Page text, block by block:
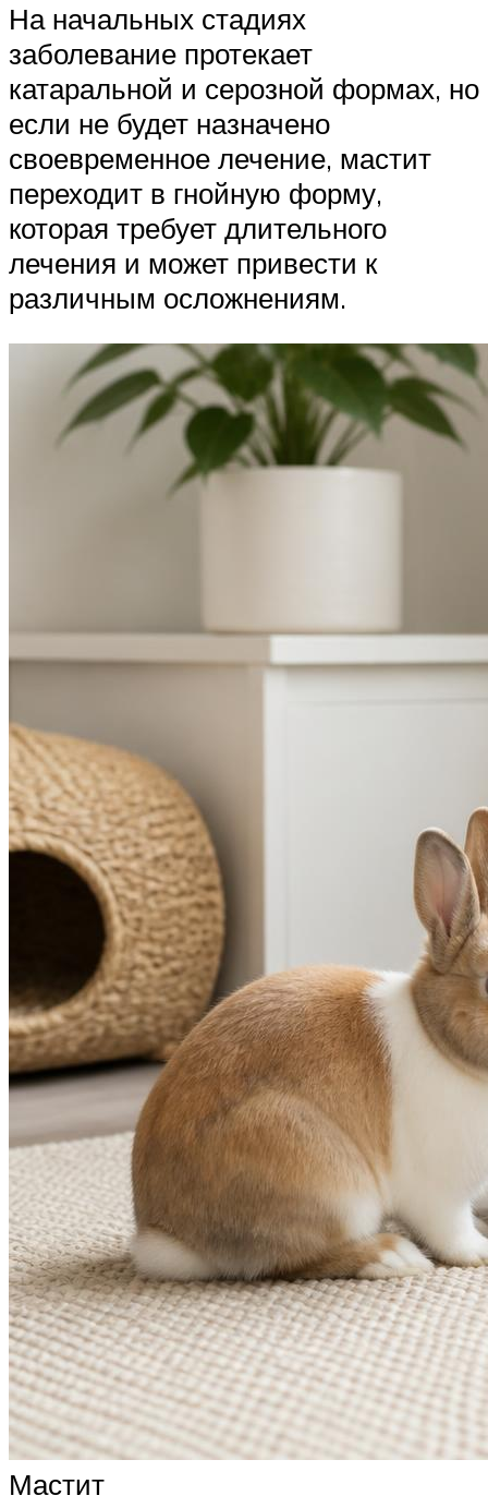
На начальных стадиях
заболевание протекает
катаральной и серозной формах, но
если не будет назначено
своевременное лечение, мастит
переходит в гнойную форму,
которая требует длительного
лечения и может привести к
различным осложнениям.
Мастит